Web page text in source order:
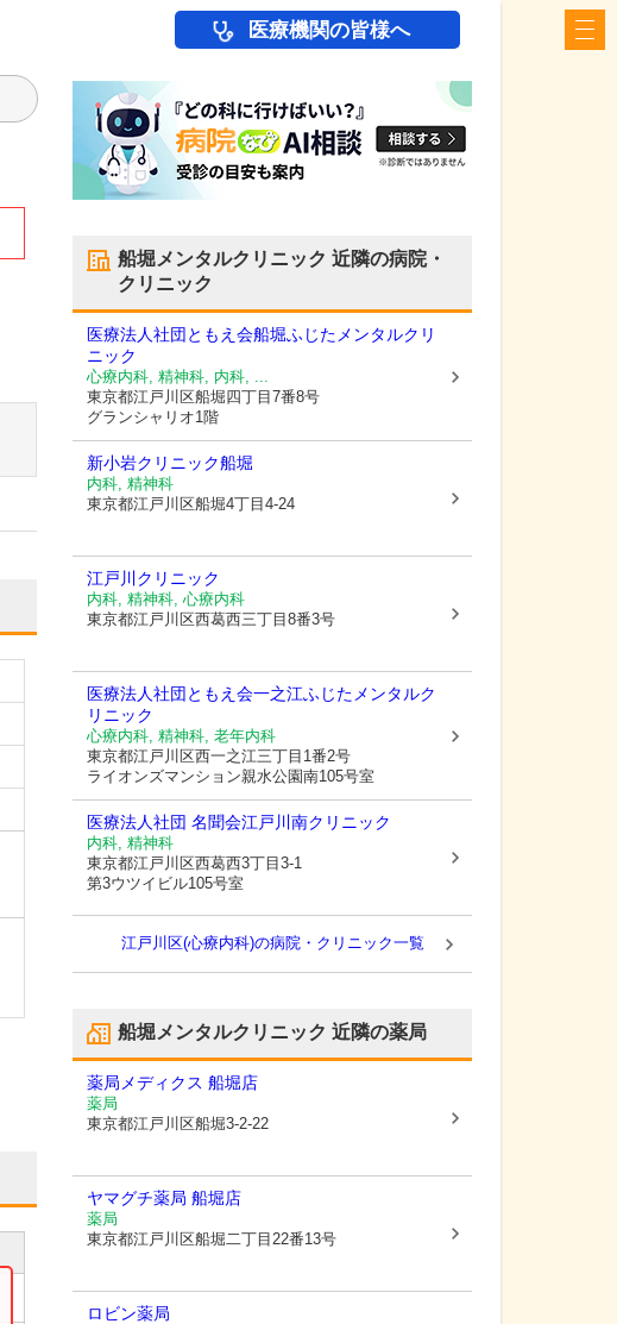
医療機関の皆様へ
船堀メンタルクリニック 近隣の病院・
クリニック
医療法人社団ともえ会船堀ふじたメンタルクリ
ニック
心療内科, 精神科, 内科, ...
東京都江戸川区船堀四丁目7番8号
グランシャリオ1階
新小岩クリニック船堀
内科, 精神科
東京都江戸川区船堀4丁目4-24
江戸川クリニック
内科, 精神科, 心療内科
東京都江戸川区西葛西三丁目8番3号
医療法人社団ともえ会一之江ふじたメンタルク
リニック
心療内科, 精神科, 老年内科
東京都江戸川区西一之江三丁目1番2号
ライオンズマンション親水公園南105号室
医療法人社団 名聞会江戸川南クリニック
内科, 精神科
東京都江戸川区西葛西3丁目3-1
第3ウツイビル105号室
江戸川区(心療内科)の病院・クリニック一覧
船堀メンタルクリニック 近隣の薬局
薬局メディクス 船堀店
薬局
東京都江戸川区船堀3-2-22
ヤマグチ薬局 船堀店
薬局
東京都江戸川区船堀二丁目22番13号
ロビン薬局